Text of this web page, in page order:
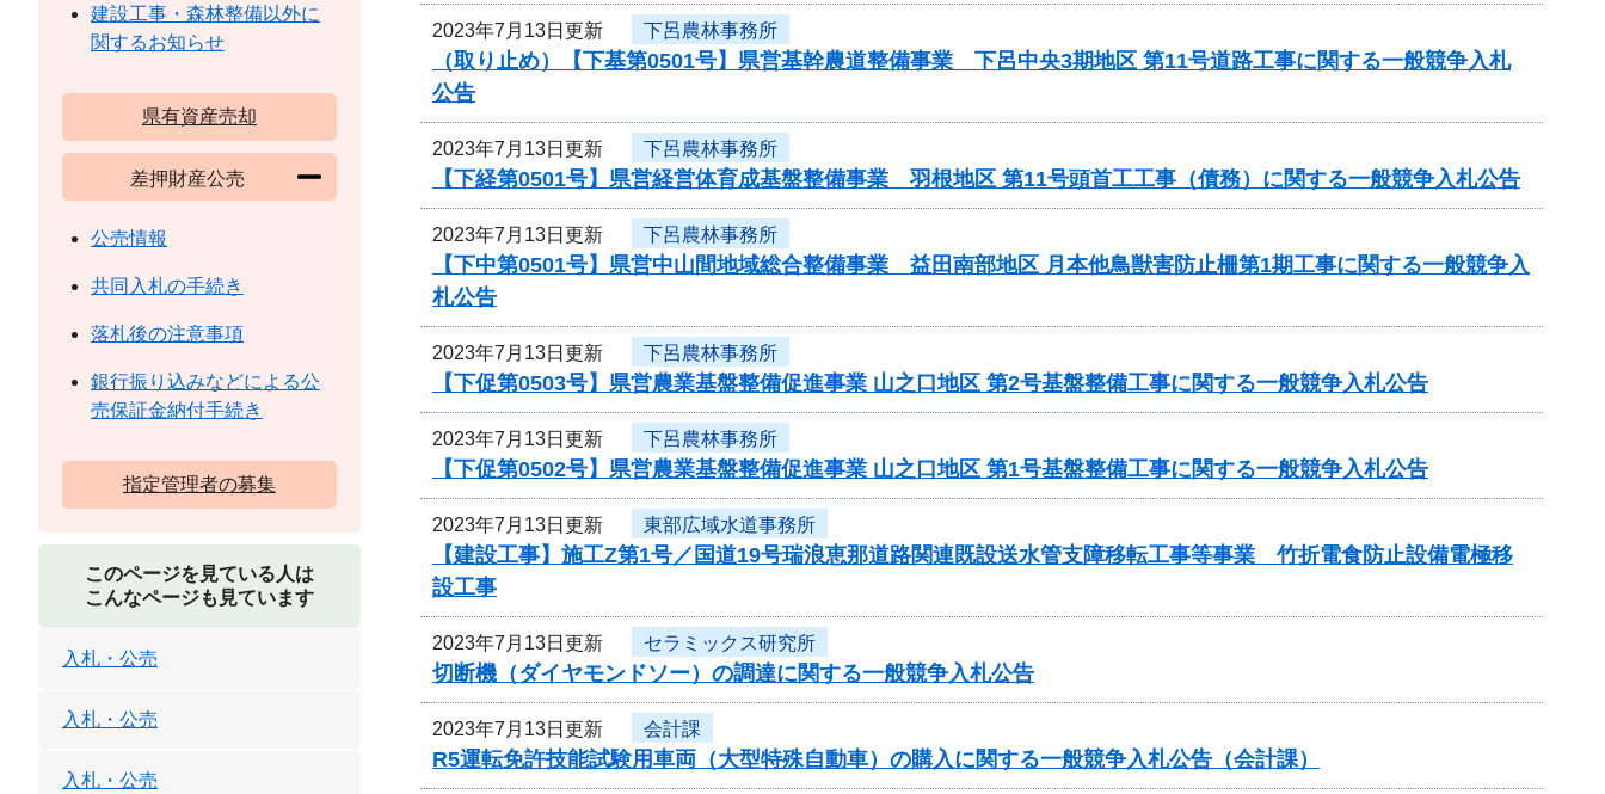
2023年7月13日更新 下呂農林事務所
（取り止め）【下基第0501号】県営基幹農道整備事業 下呂中央3期地区 第11号道路工事に関する一般競争入札
公告
2023年7月13日更新 下呂農林事務所
【下経第0501号】県営経営体育成基盤整備事業 羽根地区 第11号頭首工工事（債務）に関する一般競争入札公告
2023年7月13日更新 下呂農林事務所
【下中第0501号】県営中山間地域総合整備事業 益田南部地区 月本他鳥獣害防止柵第1期工事に関する一般競争入
札公告
2023年7月13日更新 下呂農林事務所
【下促第0503号】県営農業基盤整備促進事業 山之口地区 第2号基盤整備工事に関する一般競争入札公告
2023年7月13日更新 下呂農林事務所
【下促第0502号】県営農業基盤整備促進事業 山之口地区 第1号基盤整備工事に関する一般競争入札公告
2023年7月13日更新 東部広域水道事務所
【建設工事】施工Z第1号／国道19号瑞浪恵那道路関連既設送水管支障移転工事等事業 竹折電食防止設備電極移
設工事
2023年7月13日更新 セラミックス研究所
切断機（ダイヤモンドソー）の調達に関する一般競争入札公告
2023年7月13日更新 会計課
R5運転免許技能試験用車両（大型特殊自動車）の購入に関する一般競争入札公告（会計課）
建設工事・森林整備以外に
関するお知らせ
県有資産売却
差押財産公売
公売情報
共同入札の手続き
落札後の注意事項
銀行振り込みなどによる公
売保証金納付手続き
指定管理者の募集
このページを見ている人は
こんなページも見ています
入札・公売
入札・公売
入札・公売